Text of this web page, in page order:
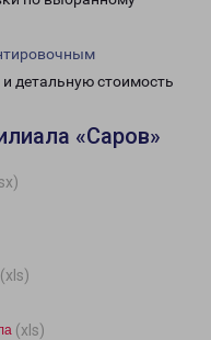
и детальную стоимость
«Саров»
(xls)
(xls)